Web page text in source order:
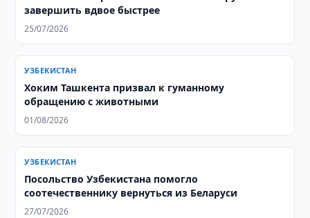
завершить вдвое быстрее
25/07/2026
УЗБЕКИСТАН
Хоким Ташкента призвал к гуманному
обращению с животными
01/08/2026
УЗБЕКИСТАН
Посольство Узбекистана помогло
соотечественнику вернуться из Беларуси
27/07/2026